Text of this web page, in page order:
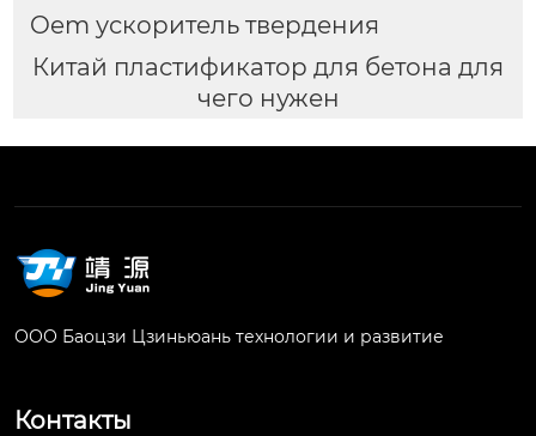
Oem ускоритель твердения
Китай пластификатор для бетона для
чего нужен
ООО Баоцзи Цзиньюань технологии и развитие
Контакты